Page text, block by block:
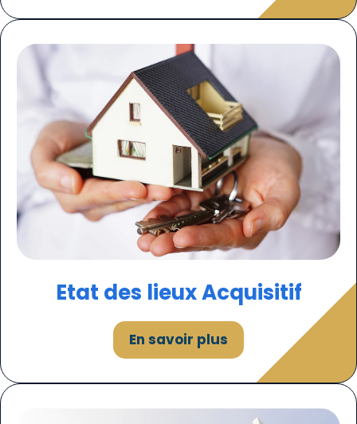
Etat des lieux Acquisitif
En savoir plus